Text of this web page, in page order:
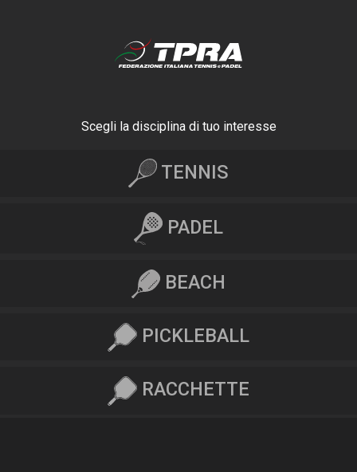
Scegli la disciplina di tuo interesse
TENNIS
PADEL
BEACH
PICKLEBALL
RACCHETTE